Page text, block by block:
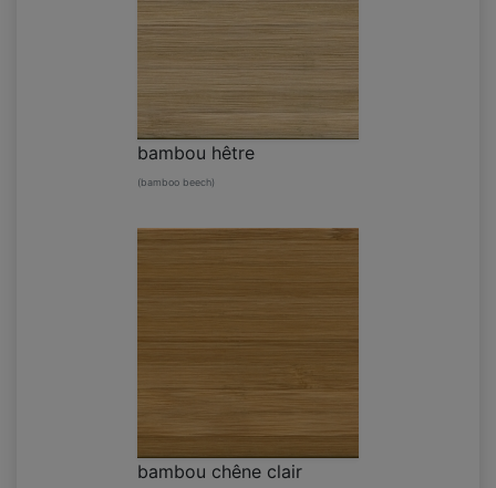
bambou hêtre
(bamboo beech)
bambou chêne clair